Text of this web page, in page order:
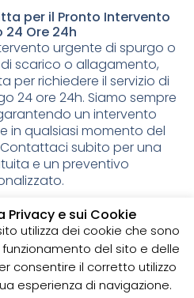
per il Pronto Intervento
24 Ore 24h
urgente di spurgo o
scarico o allagamento,
per richiedere il servizio di
24 ore 24h. Siamo sempre
un intervento
in qualsiasi momento del
subito per una
e un preventivo
neri: cos’è e
importante
sotterranee utilizzate
reflue domestiche,
Privacy e sui Cookie
utilizza dei cookie che sono
del sito e delle
consentire il corretto utilizzo
esperienza di navigazione.